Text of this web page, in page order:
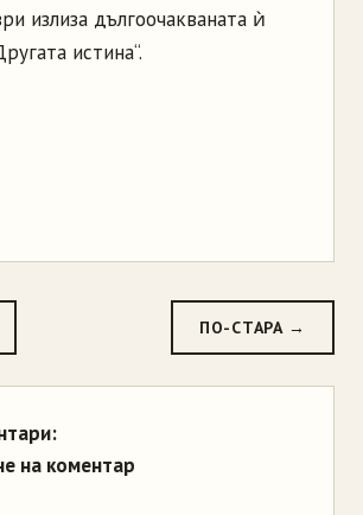
излиза дългоочакваната ѝ
истина“.
ПО-СТАРА →
на коментар